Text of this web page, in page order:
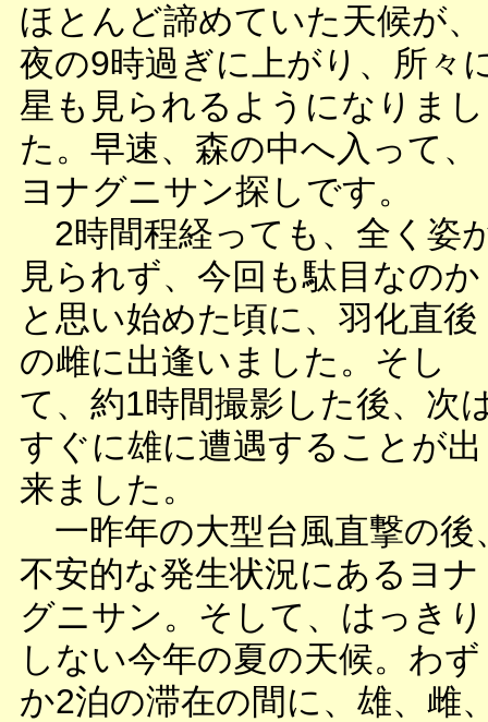
ほとんど諦めていた天候が、
夜の9時過ぎに上がり、所々
星も見られるようになりまし
た。早速、森の中へ入って、
ヨナグニサン探しです。
2時間程経っても、全く姿
見られず、今回も駄目なのか
と思い始めた頃に、羽化直後
の雌に出逢いました。そし
て、約1時間撮影した後、次
すぐに雄に遭遇することが出
来ました。
一昨年の大型台風直撃の後
不安的な発生状況にあるヨナ
グニサン。そして、はっきり
しない今年の夏の天候。わず
か2泊の滞在の間に、雄、雌